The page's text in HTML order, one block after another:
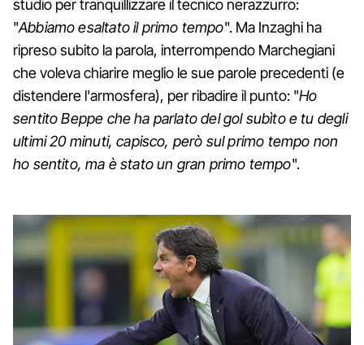
studio per tranquillizzare il tecnico nerazzurro:
"Abbiamo esaltato il primo tempo". Ma Inzaghi ha
ripreso subito la parola, interrompendo Marchegiani
che voleva chiarire meglio le sue parole precedenti (e
distendere l'armosfera), per ribadire il punto: "Ho
sentito Beppe che ha parlato del gol subìto e tu degli
ultimi 20 minuti, capisco, però sul primo tempo non
ho sentito, ma è stato un gran primo tempo".